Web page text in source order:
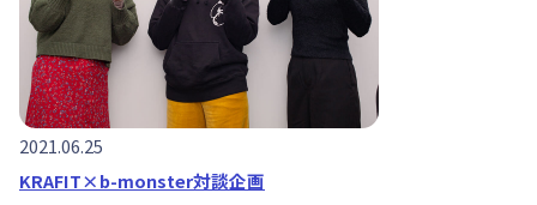
2021.06.25
KRAFIT×b-monster対談企画